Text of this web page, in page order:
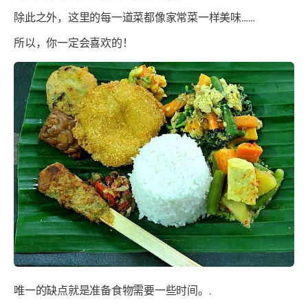
除此之外，这里的每一道菜都像家常菜一样美味……
所以，你一定会喜欢的！
唯一的缺点就是准备食物需要一些时间。.